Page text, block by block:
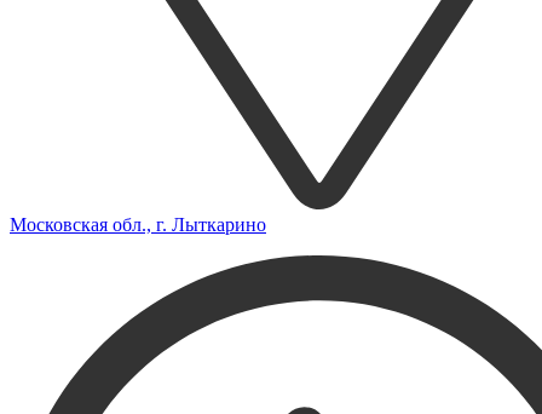
Московская обл., г. Лыткарино